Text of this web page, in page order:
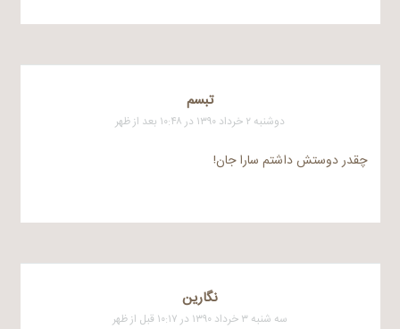
تبسم
دوشنبه ۲ خرداد ۱۳۹۰ در ۱۰:۴۸ بعد از ظهر
چقدر دوستش داشتم سارا جان!
نگارین
سه شنبه ۳ خرداد ۱۳۹۰ در ۱۰:۱۷ قبل از ظهر